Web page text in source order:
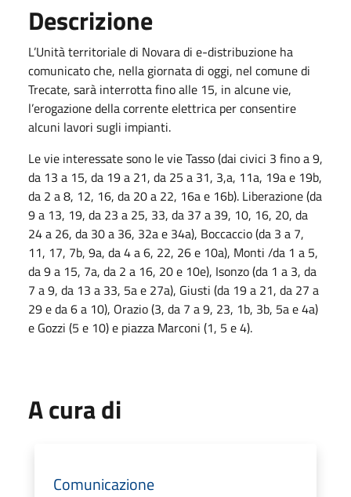
Descrizione
L’Unità territoriale di Novara di e-distribuzione ha
comunicato che, nella giornata di oggi, nel comune di
Trecate, sarà interrotta fino alle 15, in alcune vie,
l’erogazione della corrente elettrica per consentire
alcuni lavori sugli impianti.
Le vie interessate sono le vie Tasso (dai civici 3 fino a 9,
da 13 a 15, da 19 a 21, da 25 a 31, 3,a, 11a, 19a e 19b,
da 2 a 8, 12, 16, da 20 a 22, 16a e 16b). Liberazione (da
9 a 13, 19, da 23 a 25, 33, da 37 a 39, 10, 16, 20, da
24 a 26, da 30 a 36, 32a e 34a), Boccaccio (da 3 a 7,
11, 17, 7b, 9a, da 4 a 6, 22, 26 e 10a), Monti /da 1 a 5,
da 9 a 15, 7a, da 2 a 16, 20 e 10e), Isonzo (da 1 a 3, da
7 a 9, da 13 a 33, 5a e 27a), Giusti (da 19 a 21, da 27 a
29 e da 6 a 10), Orazio (3, da 7 a 9, 23, 1b, 3b, 5a e 4a)
e Gozzi (5 e 10) e piazza Marconi (1, 5 e 4).
A cura di
Comunicazione